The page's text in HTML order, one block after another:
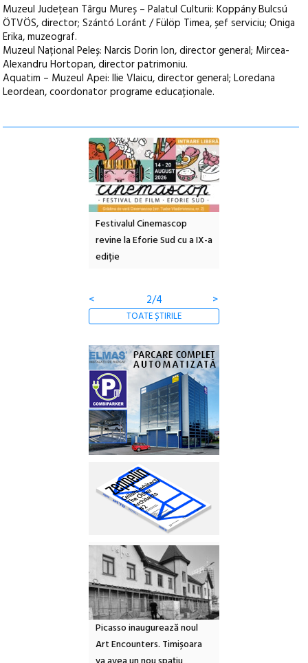
Muzeul Județean Târgu Mureș – Palatul Culturii: Koppány Bulcsú
ÖTVÖS, director; Szántó Loránt / Fülöp Timea, șef serviciu; Oniga
Erika, muzeograf.
Muzeul Național Peleș: Narcis Dorin Ion, director general; Mircea-
Alexandru Hortopan, director patrimoniu.
Aquatim – Muzeul Apei: Ilie Vlaicu, director general; Loredana
Leordean, coordonator programe educaționale.
Sleeping Beauties la Borsec:
dulceață de amintiri la
borcan, o cameră obscură și
<
3/4 >
TOATE ȘTIRILE
Picasso inaugurează noul
Art Encounters. Timișoara